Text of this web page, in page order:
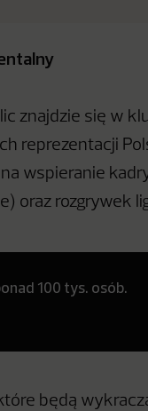
znajdzie się w
reprezentacji
wspieranie
oraz rozgrywek
100 tys. osób.
będą